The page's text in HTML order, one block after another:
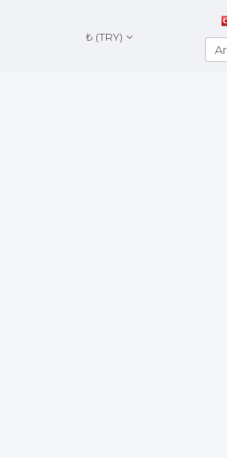
₺ (TRY)